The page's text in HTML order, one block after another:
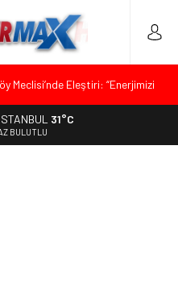
Meclisi’nde Eleştiri: “Enerjimizi
Odabaş’a Duygu Dolu Veda
31°C
BULUTLU